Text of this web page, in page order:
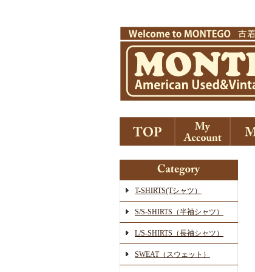
T-SHIRTS(Tシャツ）
S/S-SHIRTS（半袖シャツ）
L/S-SHIRTS（長袖シャツ）
SWEAT（スウェット）